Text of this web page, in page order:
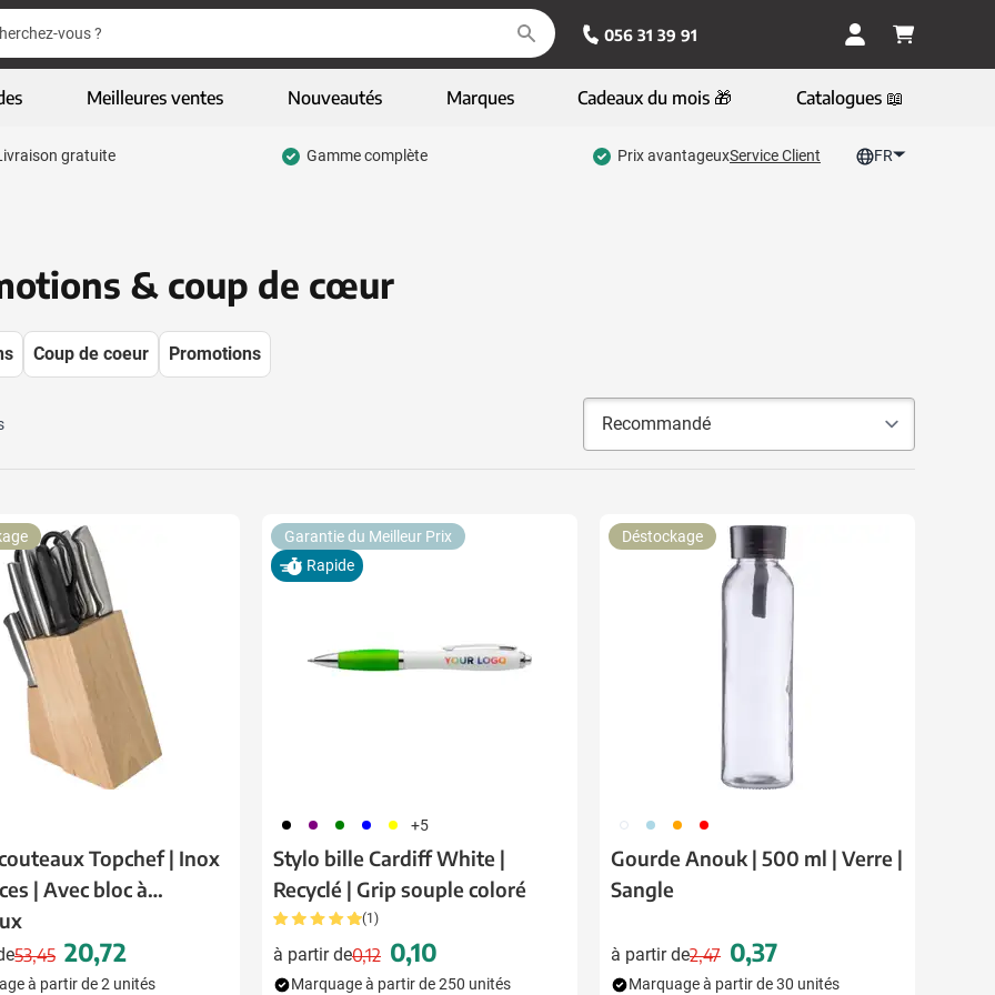
056 31 39 91
la catégorie Vêtements & textiles
pour la catégorie Articles écologiques
pour la catégorie High-tech & multimédia
la catégorie Sacs & bagages
la catégorie Boissons
pour la catégorie Alimentation & boissons
la catégorie Maison & bien-être
pour la catégorie Outillage & lampes
la catégorie Sécurité
la catégorie Enfants
la catégorie Inspiration
Meilleures ventes Nouveautés Marques Cadeaux du mois 🎁 Catalogues 📖
gratuite Gamme complète Prix avantageuxService Client FR
& coup de cœur
Coup de coeur Promotions
Topchef | Inox
| Avec bloc à
Prix normal
53,45
Prix spécial
20,72
à partir de 2 unités
001 024 004 005 006 +5
Stylo bille Cardiff White |
Recyclé | Grip souple coloré
(1)
à partir de
Prix normal
0,12 0,10
Garantie du Meilleur Prix
Rapide
Marquage à partir de 250 unités
002 018 007 008
Gourde Anouk | 500 ml | Verre |
Sangle
à partir de
Prix normal
2,47 0,37
Déstockage
Marquage à partir de 30 unités